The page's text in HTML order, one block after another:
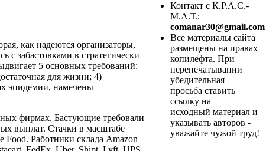
как надеются организаторы,
забастовками в стратегически
5 основных требований:
для жизни; 4)
эпидемии, намечены
фирмах. Бастующие требовали
выплат. Стачки в масштабе
Food. Работники склада Amazon
Контакт с К.Р.А.С.-
М.А.Т.:
comanar30@gmail.com
Все материалы сайта
размещены на правах
копилефта. При
перепечатывании
убедительная
просьба ставить
ссылку на
исходный материал и
указывать авторов -
уважайте чужой труд!